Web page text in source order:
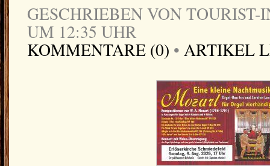
GESCHRIEBEN VON TOURIST-
UM 12:35 UHR
KOMMENTARE (0) • ARTIKEL